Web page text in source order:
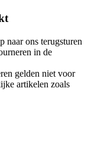
naar ons terugsturen
in de
gelden niet voor
artikelen zoals